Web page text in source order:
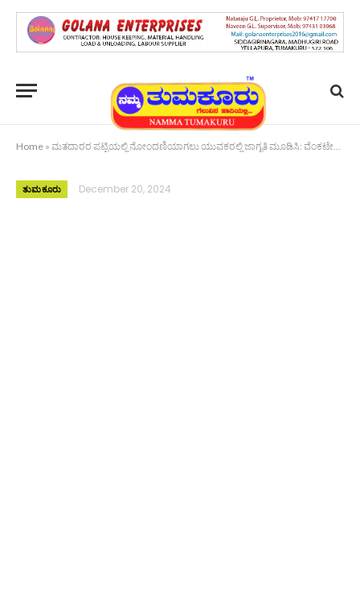
Home » ಮತದಾರರ ಪಟ್ಟಿಯಲ್ಲಿ ನೋಂದಣಿಯಾಗಲು ಯುವಕರಲ್ಲಿ ಜಾಗೃತಿ ಮೂಡಿಸಿ: ವೆಂಕಟೇಶ್ ಕುಮಾರ್ ಆರ್.
ತುಮಕೂರು December 20, 2024